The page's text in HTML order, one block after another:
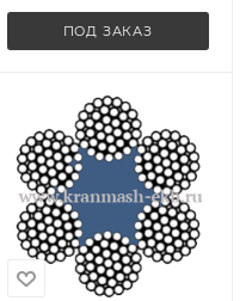
ПОД ЗАКАЗ